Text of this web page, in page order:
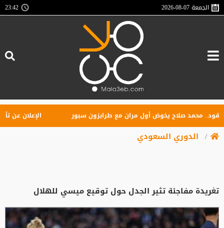
الجمعة2026-08-07
23:42
صلاح يخوض أول مران مع طرابزون سبور الإعلان عن تأسيس
الدوري السعودي
تغريدة مفاجئة تثير الجدل حول توقيع ميسي للهلال